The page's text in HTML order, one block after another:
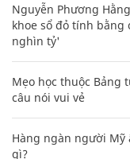
Nguyễn Phương
khoe sổ đỏ tính bằng
nghìn tỷ'
Mẹo học thuộc Bảng
câu nói vui vẻ
Hàng ngàn người Mỹ
gì?